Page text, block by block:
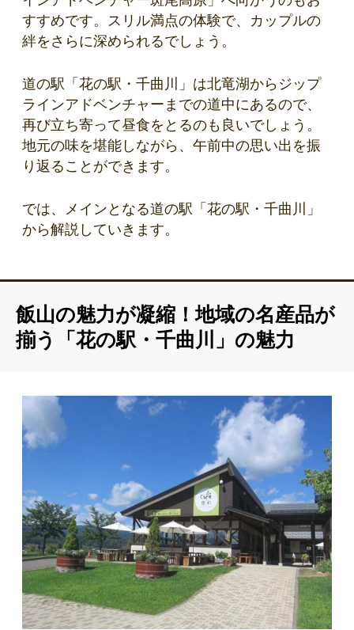
すすめです。スリル満点の体験で、カップルの
絆をさらに深められるでしょう。
道の駅「花の駅・千曲川」は北竜湖からジップ
ラインアドベンチャーまでの道中にあるので、
再び立ち寄って昼食をとるのも良いでしょう。
地元の味を堪能しながら、午前中の思い出を振
り返ることができます。
では、メインとなる道の駅「花の駅・千曲川」
から解説していきます。
飯山の魅力が凝縮！地域の名産品が
揃う「花の駅・千曲川」の魅力